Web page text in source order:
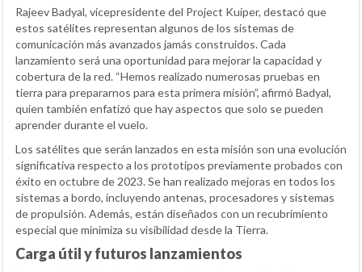
Rajeev Badyal, vicepresidente del Project Kuiper, destacó que
estos satélites representan algunos de los sistemas de
comunicación más avanzados jamás construidos. Cada
lanzamiento será una oportunidad para mejorar la capacidad y
cobertura de la red. “Hemos realizado numerosas pruebas en
tierra para prepararnos para esta primera misión”, afirmó Badyal,
quien también enfatizó que hay aspectos que solo se pueden
aprender durante el vuelo.
Los satélites que serán lanzados en esta misión son una evolución
significativa respecto a los prototipos previamente probados con
éxito en octubre de 2023. Se han realizado mejoras en todos los
sistemas a bordo, incluyendo antenas, procesadores y sistemas
de propulsión. Además, están diseñados con un recubrimiento
especial que minimiza su visibilidad desde la Tierra.
Carga útil y futuros lanzamientos